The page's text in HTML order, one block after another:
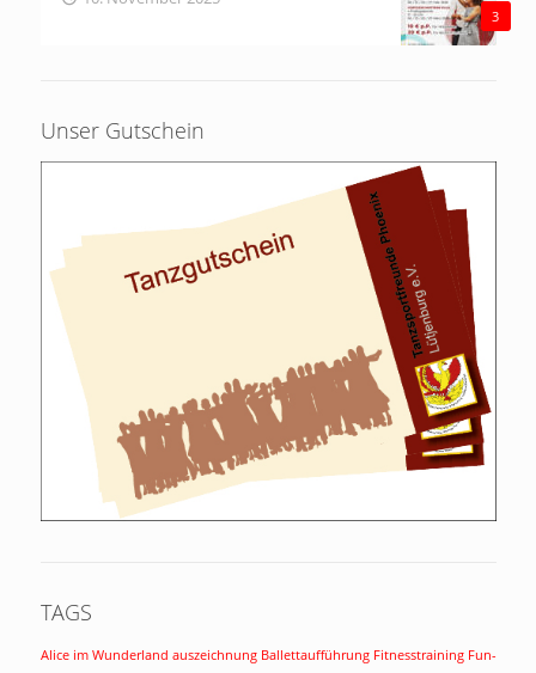
3
Unser Gutschein
TAGS
Alice im Wunderland auszeichnung Ballettaufführung Fitnesstraining Fun-